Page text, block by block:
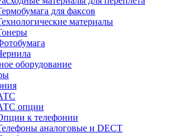
для факсов
материалы
оборудование
опции
к телефонии
аналоговые и DECT